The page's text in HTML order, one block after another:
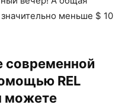
меньше $ 10
современной
REL
можете